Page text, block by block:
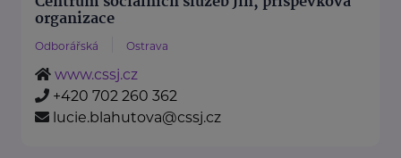
organizace
Odborářská Ostrava
www.cssj.cz
+420 702 260 362
lucie.blahutova@cssj.cz